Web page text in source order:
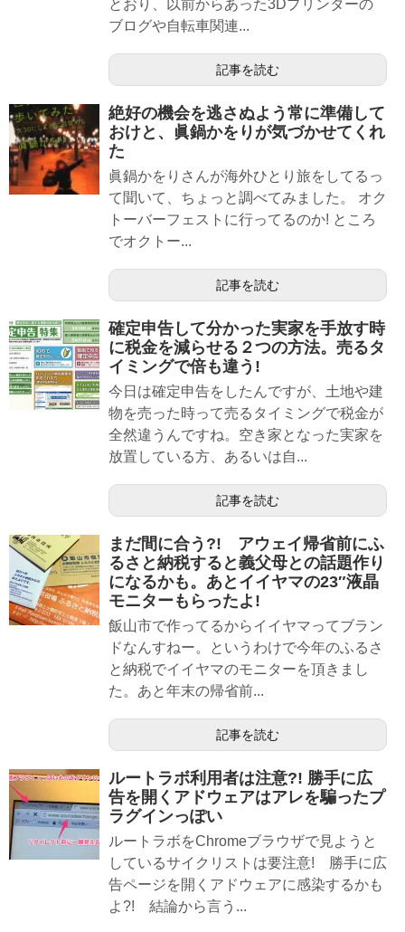
とおり、以前からあった3Dプリンターの
ブログや自転車関連...
記事を読む
絶好の機会を逃さぬよう常に準備して
おけと、眞鍋かをりが気づかせてくれ
た
眞鍋かをりさんが海外ひとり旅をしてるっ
て聞いて、ちょっと調べてみました。 オク
トーバーフェストに行ってるのか! ところ
でオクトー...
記事を読む
確定申告して分かった実家を手放す時
に税金を減らせる２つの方法。売るタ
イミングで倍も違う!
今日は確定申告をしたんですが、土地や建
物を売った時って売るタイミングで税金が
全然違うんですね。空き家となった実家を
放置している方、あるいは自...
記事を読む
まだ間に合う?! アウェイ帰省前にふ
るさと納税すると義父母との話題作り
になるかも。あとイイヤマの23″液晶
モニターもらったよ!
飯山市で作ってるからイイヤマってブラン
ドなんすねー。というわけで今年のふるさ
と納税でイイヤマのモニターを頂きまし
た。あと年末の帰省前...
記事を読む
ルートラボ利用者は注意?! 勝手に広
告を開くアドウェアはアレを騙ったプ
ラグインっぽい
ルートラボをChromeブラウザで見ようと
しているサイクリストは要注意! 勝手に広
告ページを開くアドウェアに感染するかも
よ?! 結論から言う...